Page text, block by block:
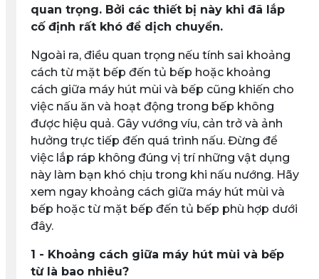
quan trọng. Bởi các thiết bị này khi đã lắp
cố định rất khó để dịch chuyển.
Ngoài ra, điều quan trọng nếu tính sai khoảng
cách từ mặt bếp đến tủ bếp hoặc khoảng
cách giữa máy hút mùi và bếp cũng khiến cho
việc nấu ăn và hoạt động trong bếp không
được hiệu quả. Gây vướng víu, cản trở và ảnh
hưởng trực tiếp đến quá trình nấu. Đừng để
việc lắp ráp không đúng vị trí những vật dụng
này làm bạn khó chịu trong khi nấu nướng. Hãy
xem ngay khoảng cách giữa máy hút mùi và
bếp hoặc từ mặt bếp đến tủ bếp phù hợp dưới
đây.
1 - Khoảng cách giữa máy hút mùi và bếp
từ là bao nhiêu?